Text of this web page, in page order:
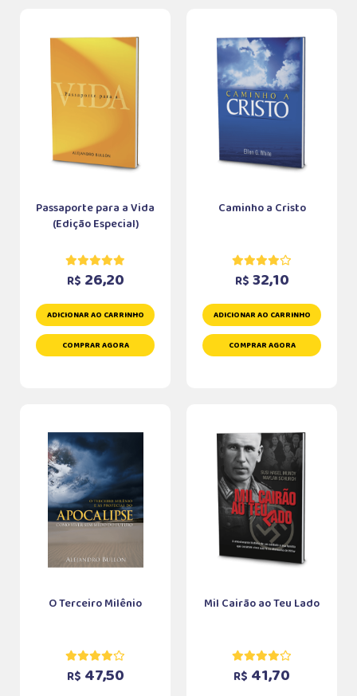
Passaporte para a Vida
(Edição Especial)
R$ 26,20
ADICIONAR AO CARRINHO
COMPRAR AGORA
Caminho a Cristo
R$ 32,10
ADICIONAR AO CARRINHO
COMPRAR AGORA
O Terceiro Milênio
R$ 47,50
Mil Cairão ao Teu Lado
R$ 41,70